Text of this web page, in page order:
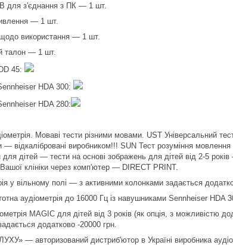
для з'єднання з ПК — 1 шт.
— 1 шт.
щодо використання — 1 шт.
талон — 1 шт.
45:
HDA 300:
HDA 280:
Моваві тести різними мовами. UST Універсальний
— відкалібровані виробником!!! SUN Тест розуміння
для дітей — тести на основі зображень для дітей від 2-5
клініки через комп'ютер — DIRECT PRINT.
у вільному полі — з активними колонками задається
аудіометрія до 16000 Гц із навушниками Sennheiser HDA
MAGIC для дітей від 3 років (як опція, з можливістю
додатково -20000 грн.
— авторизований дистриб'ютор в Україні виробника